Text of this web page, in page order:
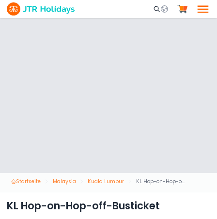
Mobile Search
Startseite Malaysia Kuala Lumpur KL Hop-on-Hop-off-Busticket
KL Hop-on-Hop-off-Busticket